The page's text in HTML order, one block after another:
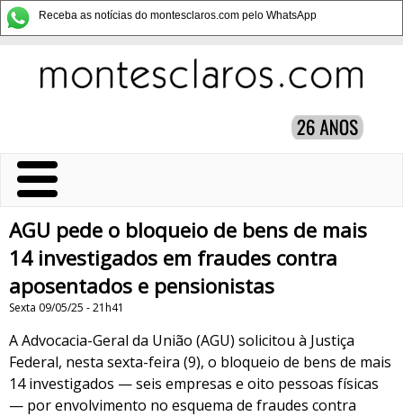
Receba as notícias do montesclaros.com pelo WhatsApp
AGU pede o bloqueio de bens de mais
14 investigados em fraudes contra
aposentados e pensionistas
Sexta 09/05/25 - 21h41
A Advocacia-Geral da União (AGU) solicitou à Justiça
Federal, nesta sexta-feira (9), o bloqueio de bens de mais
14 investigados — seis empresas e oito pessoas físicas
— por envolvimento no esquema de fraudes contra